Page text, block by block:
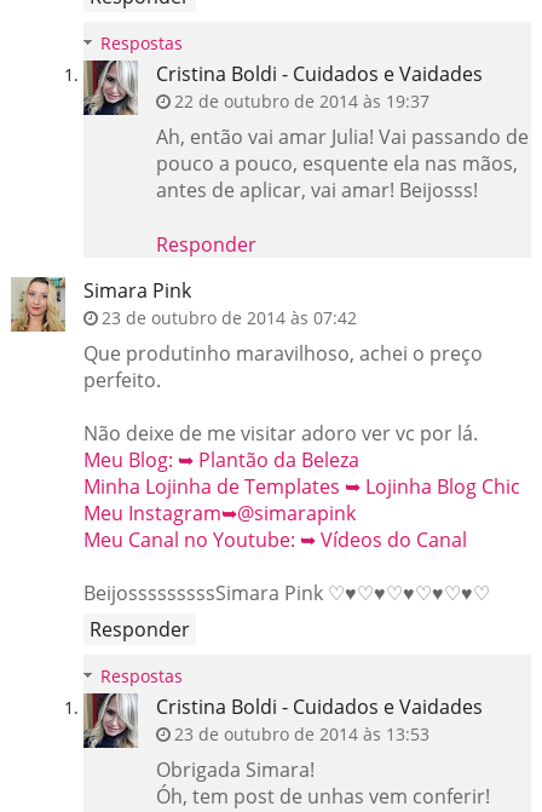
Respostas
Cristina Boldi - Cuidados e Vaidades
22 de outubro de 2014 às 19:37
Ah, então vai amar Julia! Vai passando de
pouco a pouco, esquente ela nas mãos,
antes de aplicar, vai amar! Beijosss!
Responder
Simara Pink
23 de outubro de 2014 às 07:42
Que produtinho maravilhoso, achei o preço
perfeito.
Não deixe de me visitar adoro ver vc por lá.
Meu Blog: ➥ Plantão da Beleza
Minha Lojinha de Templates ➥ Lojinha Blog Chic
Meu Instagram➥@simarapink
Meu Canal no Youtube: ➥ Vídeos do Canal
BeijosssssssssSimara Pink ♡♥♡♥♡♥♡♥♡♥♡
Responder
Respostas
Cristina Boldi - Cuidados e Vaidades
23 de outubro de 2014 às 13:53
Obrigada Simara!
Óh, tem post de unhas vem conferir!